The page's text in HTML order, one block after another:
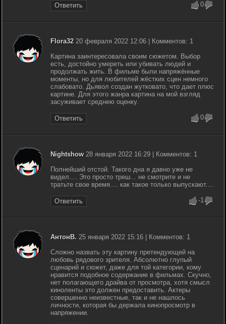
Ответить 0
Flora32 20 февраля 2022 12:06 | Комментов: 1
Картина заинтересовала своим сюжетом. Выбор
есть, достойно умереть или убивать людей и
продолжать жить. В фильме были напряжённые
моменты, но для любителей жёстких сцен немного
слабовато. Дьявол создан жутковато, что дает плюс
картине. Для этого жанра картина на мой взгляд
засуживает среднею оценку.
Ответить 0
Nightshow28 января 2022 16:29 | Комментов: 1
Полнейший отстой. Такого дна я давно уже не
видел.... Это просто треш... не смотрите и не
тратьте свое время.... как такое только выпускают....
Ответить -1
АнтонВ. 25 января 2022 15:16 | Комментов: 1
Сложно назвать эту картину претендующей на
любовь рядового зрителя. Абсолютно глупый
сценарий и сюжет, даже для той категории, кому
нравится подобное содержание в фильмах. Скучно,
нет полагающего драйва от просмотра, хотя смысл
киноленты это должен предоставить. Актеры
совершенно неизвестные, так и не нашлось
личности, которая бы держала кинопросмотр в
напряжении.